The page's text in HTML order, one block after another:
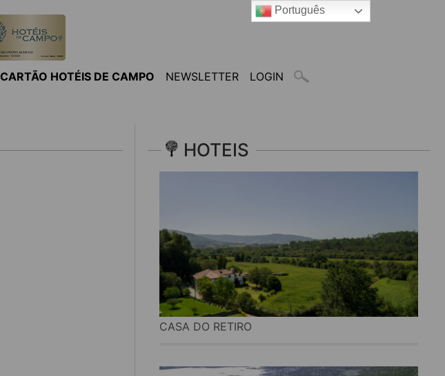
HOTÉIS DE CAMPO NEWSLETTER LOGIN
HOTEIS
CASA DO RETIRO
Português